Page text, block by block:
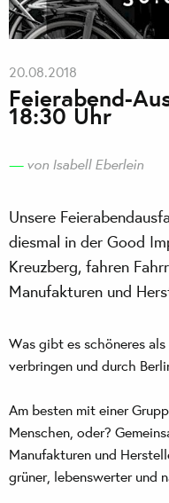
20.08.2018
Feierabend-
18:30 Uhr
von Isabell Eberlein
Unsere
diesmal in der Good
Kreuzberg, fahren
Manufakturen und
Was gibt es schöneres
verbringen und durch
Am besten mit einer
Menschen, oder?
Manufakturen und
grüner, lebenswerter und